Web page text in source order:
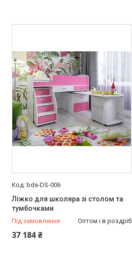
bds-DS-006
Ліжко для школяра зі столом та
тумбочками
Під замовлення Оптом і в роздріб
37 184 ₴